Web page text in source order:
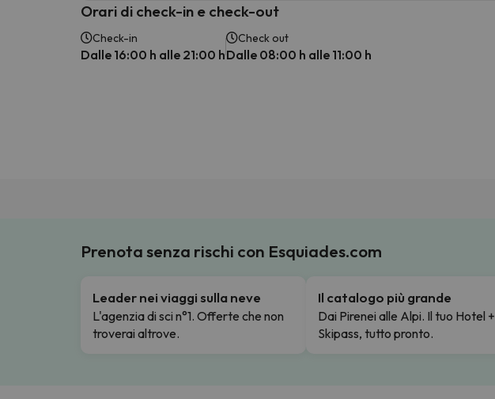
Orari di check-in e check-out
Check-in
Dalle 16:00 h alle 21:00 h
Check out
Dalle 08:00 h alle 11:00 h
Prenota senza rischi con Esquiades.com
Leader nei viaggi sulla neve
L'agenzia di sci n°1. Offerte che non
troverai altrove.
Il catalogo più grande
Dai Pirenei alle Alpi. Il tuo Hotel +
Skipass, tutto pronto.